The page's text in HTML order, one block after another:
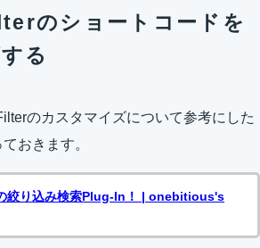
のショートコードを
る
のカスタマイズについて参考にした
おきます。
絞り込み検索Plug-In！ | onebitious's